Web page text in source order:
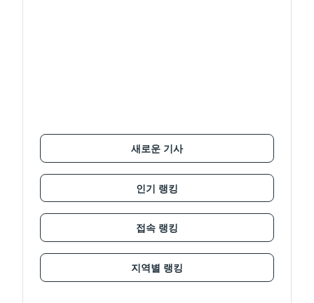
새로운 기사
인기 랭킹
접속 랭킹
지역별 랭킹